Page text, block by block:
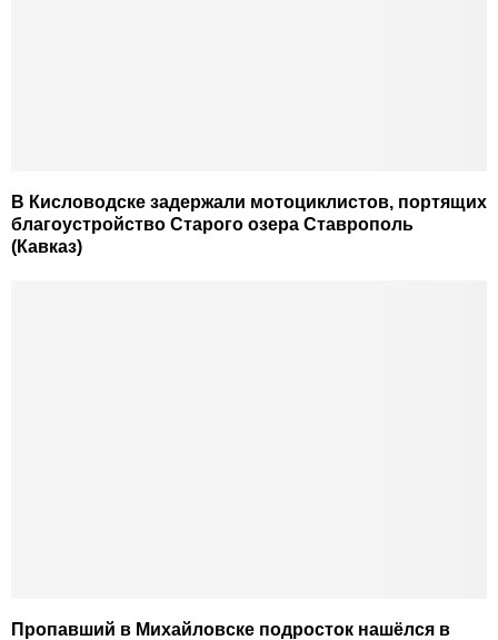
В Кисловодске задержали мотоциклистов, портящих
благоустройство Старого озера Ставрополь
(Кавказ)
Пропавший в Михайловске подросток нашёлся в